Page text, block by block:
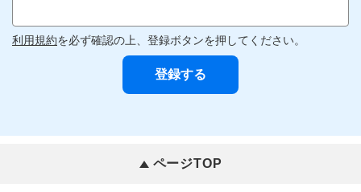
利用規約を必ず確認の上、登録ボタンを押してください。
ページTOP